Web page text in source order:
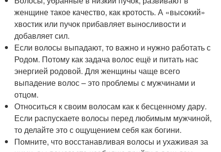
женщине такое качество, как кротость. А «высокий»
хвостик или пучок прибавляет выносливости и
добавляет сил.
Если волосы выпадают, то важно и нужно работать с
Родом. Потому как задача волос ещё и питать нас
энергией родовой. Для женщины чаще всего
выпадение волос – это проблемы с мужчинами и
отцом.
Относиться к своим волосам как к бесценному дару.
Если распускаете волосы перед любимым мужчиной,
то делайте это с ощущением себя как богини.
Помните, что восстанавливая волосы и ухаживая за